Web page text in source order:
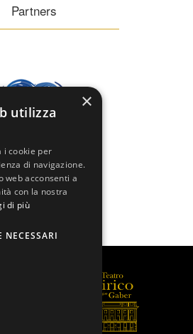
Partners
×
utilizza
i cookie per
di navigazione.
web acconsenti a
con la nostra
di più
NECESSARI